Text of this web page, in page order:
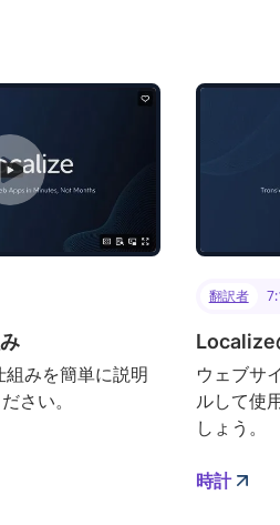
みを簡単に説明
さい。
翻訳者
Localize
ウェブサ
ルして使
しょう。
時計